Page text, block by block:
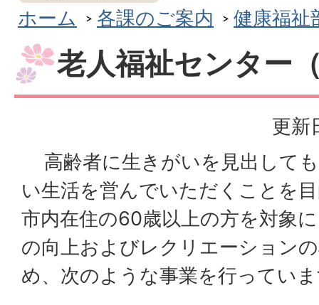
ホーム
各課のご案内 健康福祉
老人福祉センター
更新
高齢者に生きがいを見出して
い生活を営んでいただくことを
市内在住の60歳以上の方を対象
の向上およびレクリエーション
め、次のような事業を行ってい